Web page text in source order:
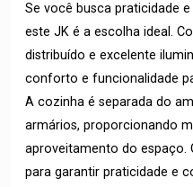
Se você busca praticidade
este JK é a escolha ideal.
distribuído e excelente
conforto e funcionalidade
A cozinha é separada do
armários, proporcionando
aproveitamento do espaço.
para garantir praticidade e